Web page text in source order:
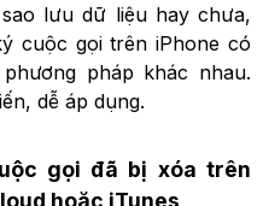
lưu dữ liệu hay chưa,
cuộc gọi trên iPhone có
pháp khác nhau.
dễ áp dụng.
gọi đã bị xóa trên
hoặc iTunes